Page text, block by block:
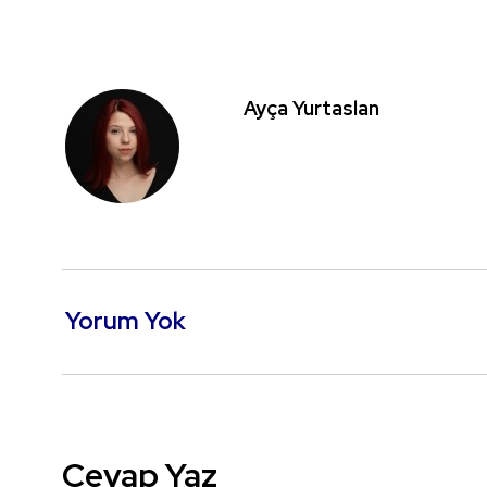
Ayça Yurtaslan
Yorum Yok
Cevap Yaz